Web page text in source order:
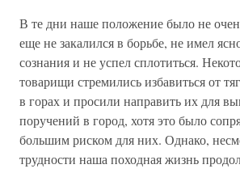
В те дни наше положение было не
еще не закалился в борьбе, не имел
сознания и не успел сплотиться.
товарищи стремились избавиться от
в горах и просили направить их для
поручений в город, хотя это было
большим риском для них. Однако,
трудности наша походная жизнь